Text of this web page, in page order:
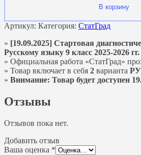
В корзину
Артикул: Категория: СтатГрад
» [19.09.2025] Стартовая
Русскому языку 9 класс 2025-2026 гг.
» Официальная работа «СтатГрад»
» Товар включает в себя 2 варианта
» Внимание: Товар будет доступен
Отзывы
Отзывов пока нет.
Добавить отзыв
Ваша оценка *